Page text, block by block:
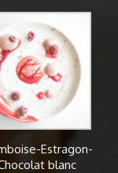
Estragon-
blanc